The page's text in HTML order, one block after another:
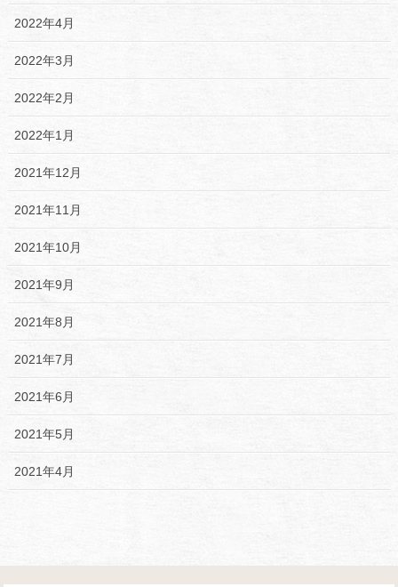
2022年4月
2022年3月
2022年2月
2022年1月
2021年12月
2021年11月
2021年10月
2021年9月
2021年8月
2021年7月
2021年6月
2021年5月
2021年4月